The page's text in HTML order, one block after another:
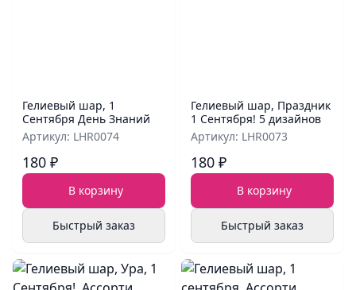
Гелиевый шар, 1
Сентября День Знаний
Артикул: LHR0074
180 ₽
В корзину
Быстрый заказ
Гелиевый шар, Праздник
1 Сентября! 5 дизайнов
Артикул: LHR0073
180 ₽
В корзину
Быстрый заказ